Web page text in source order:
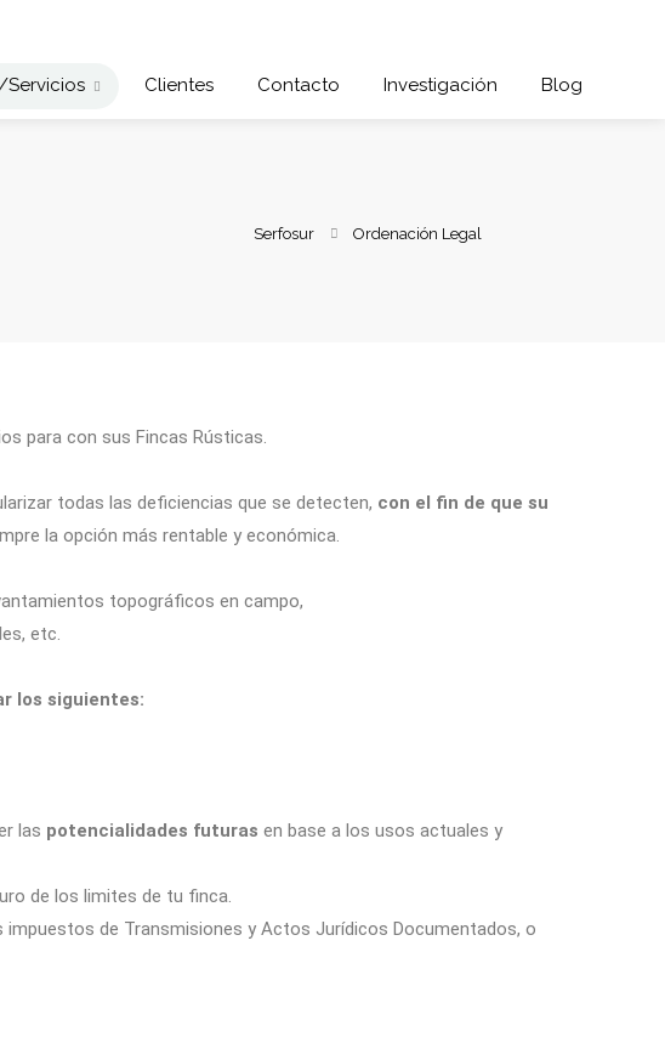
Clientes Contacto Investigación Blog
Serfosur Ordenación Legal
para con sus Fincas Rústicas.
todas las deficiencias que se detecten, con el fin de que su
la opción más rentable y económica.
topográficos en campo,
etc.
los siguientes:
las potencialidades futuras en base a los usos actuales y
de los limites de tu finca.
impuestos de Transmisiones y Actos Jurídicos Documentados, o